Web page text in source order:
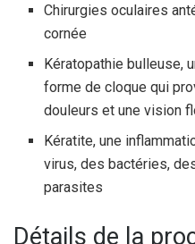
Chirurgies oculaires
cornée
Kératopathie bulleuse,
forme de cloque qui
douleurs et une vision
Kératite, une
virus, des bactéries,
parasites
Détails de la